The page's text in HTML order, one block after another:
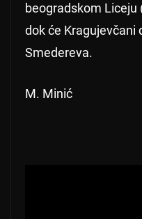
beogradskom Liceju
dok će Kragujevčani
Smedereva.
M. Minić